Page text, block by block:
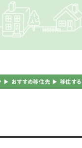
▶︎ おすすめ移住先 ▶︎